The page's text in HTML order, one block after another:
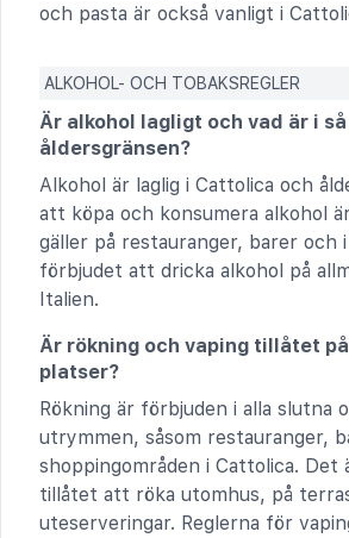
och pasta är också vanligt i
ALKOHOL- OCH TOBAKSREGLER
Är alkohol lagligt och vad är i
åldersgränsen?
Alkohol är laglig i Cattolica och
att köpa och konsumera alkohol
gäller på restauranger, barer och
förbjudet att dricka alkohol på
Italien.
Är rökning och vaping tillåtet
platser?
Rökning är förbjuden i alla slutna
utrymmen, såsom restauranger,
shoppingområden i Cattolica. Det
tillåtet att röka utomhus, på
uteserveringar. Reglerna för